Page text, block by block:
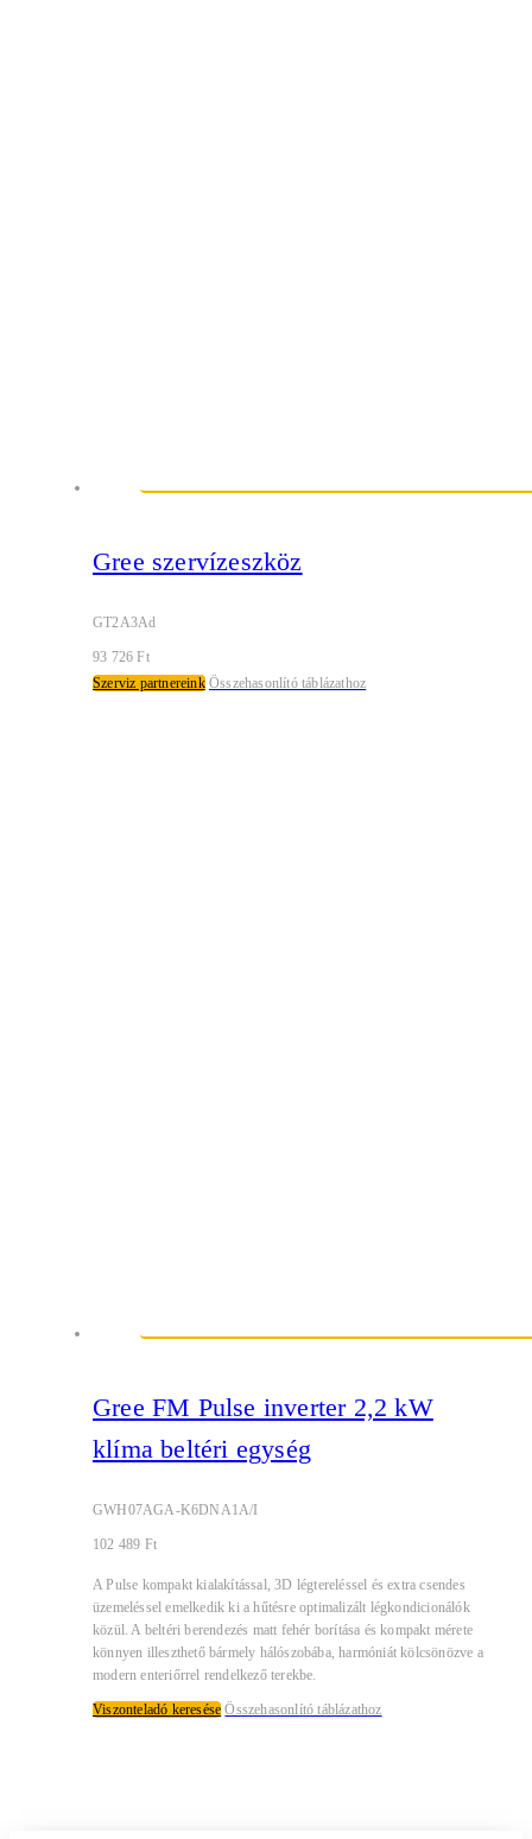
Gree szervízeszköz
GT2A3Ad
93 726Ft
Szerviz partnereink Összehasonlító táblázathoz
Gree FM Pulse inverter 2,2 kW
klíma beltéri egység
GWH07AGA-K6DNA1A/I
102 489 Ft
A Pulse kompakt kialakítással, 3D légtereléssel és extra csendes
üzemeléssel emelkedik ki a hűtésre optimalizált légkondicionálók
közül. A beltéri berendezés matt fehér borítása és kompakt mérete
könnyen illeszthető bármely hálószobába, harmóniát kölcsönözve a
modern enteriőrrel rendelkező terekbe.
Viszonteladó keresése Összehasonlító táblázathoz